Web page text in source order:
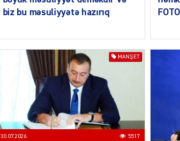
biz bu məsuliyyətə hazırıq
MANŞET
30.07.2026 5517